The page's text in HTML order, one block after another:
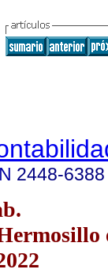
2448-6388